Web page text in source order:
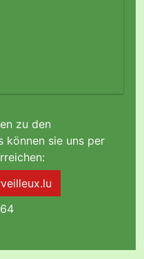
zu den
können sie uns per